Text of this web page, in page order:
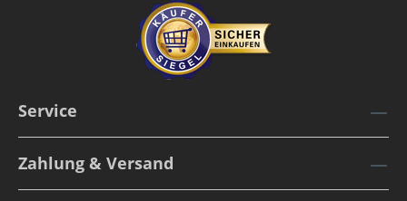
Service
Zahlung & Versand